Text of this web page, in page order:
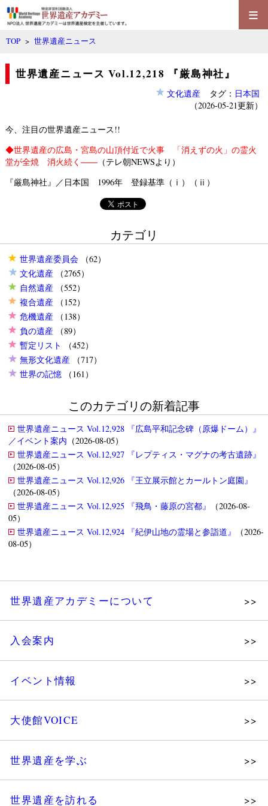
≡
TOP >世界遺産ニュース
世界遺産ニュース Vol.12,218 『厳島神社』
文化遺産タグ： 日本国
（2026-05-21更新）
今、注目の世界遺産ニュース!!
◆世界遺産の広島・宮島の山頂付近で火事 「消えずの火」の霊火
堂が全焼 消火続く――（テレ朝NEWSより）
『厳島神社』／日本国 1996年 登録基準（ⅰ）（ⅱ）
カテゴリ
世界遺産委員会（62）
文化遺産（2765）
自然遺産（552）
複合遺産（152）
危機遺産（138）
負の遺産（89）
暫定リスト
（452）
無形文化遺産（717）
世界の記憶（161）
このカテゴリの新着記事
世界遺産ニュース Vol.12,928 『広島平和記念碑（原爆ドーム）』
／イベント案内 （2026-08-05）
世界遺産ニュース Vol.12,927 『レプティス・マグナの考古遺跡』
（2026-08-05）
世界遺産ニュース Vol.12,926 『王立展示館とカールトン庭園』
（2026-08-05）
世界遺産ニュース Vol.12,925 『飛鳥・藤原の宮都』
（2026-08-
05）
世界遺産ニュース Vol.12,924 『紀伊山地の霊場と参詣道』
（2026-
08-05）
世界遺産アカデミーについて
組織図・役員
法人会員・協賛団体／公認団体
入会案内
イベント情報
ツアー情報
大使館VOICE
世界遺産を学ぶ
世界遺産を訪れる